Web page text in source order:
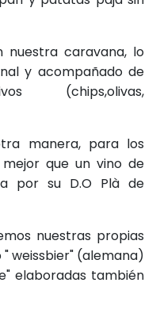
caravana, lo
y acompañado de
(chips,olivas,
manera, para los
que un vino de
por su D.O Plà de
nuestras propias
weissbier" (alemana)
elaboradas también